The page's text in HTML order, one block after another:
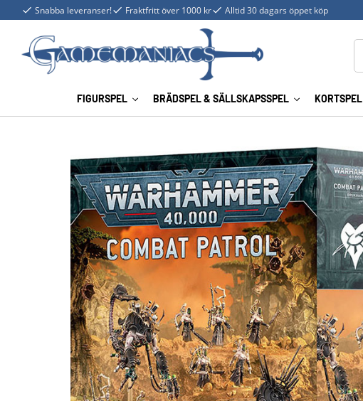
Snabba leveranser! Fraktfritt över 1000 kr Alltid 30 dagars öppet köp
FIGURSPEL BRÄDSPEL & SÄLLSKAPSSPEL KORTSPEL